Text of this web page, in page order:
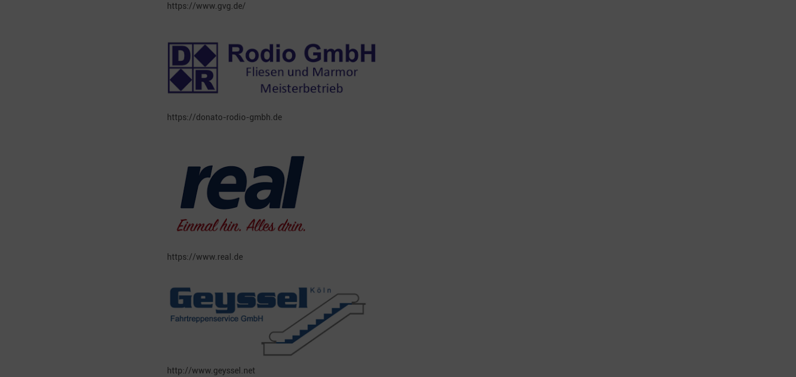
https://www.gvg.de/
https://donato-rodio-gmbh.de
https://www.real.de
http://www.geyssel.net